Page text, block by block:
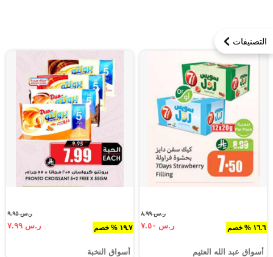
التصنيفات
١٦.٦ % خصم
ر.س ٨.٩٩
ر.س ٧.٥٠
أسواق عبد الله العثيم
١٩.٧ % خصم
ر.س ٩.٩٥
ر.س ٧.٩٩
أسواق النخبة